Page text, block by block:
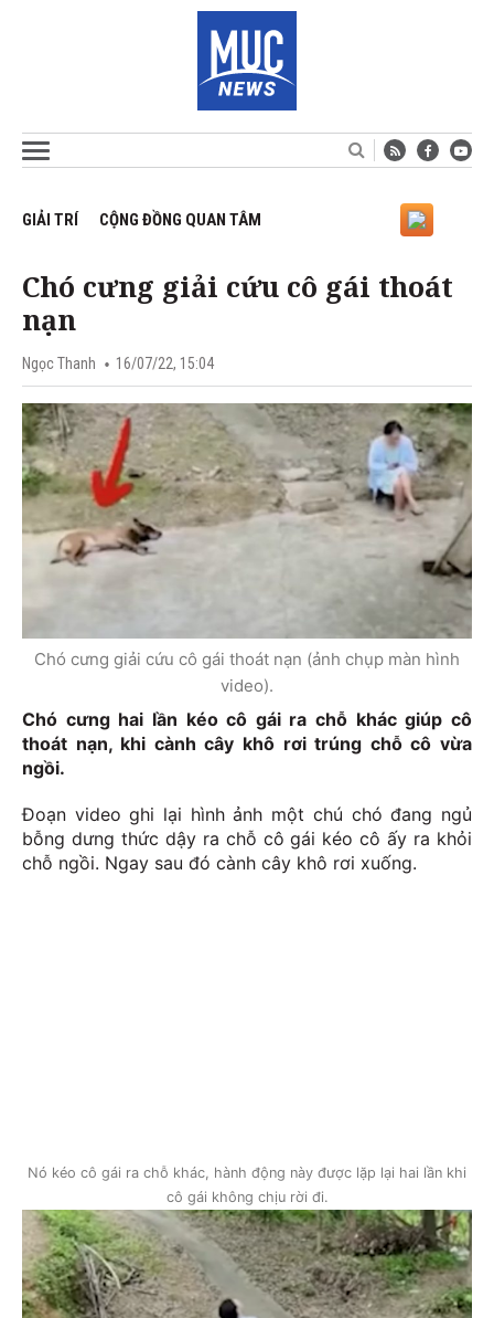
GIẢI TRÍ CỘNG ĐỒNG QUAN TÂM
Chó cưng giải cứu cô gái thoát
nạn
Ngọc Thanh 16/07/22, 15:04
Chó cưng giải cứu cô gái thoát nạn (ảnh chụp màn hình
video).
Chó cưng hai lần kéo cô gái ra chỗ khác giúp cô
thoát nạn, khi cành cây khô rơi trúng chỗ cô vừa
ngồi.
Đoạn video ghi lại hình ảnh một chú chó đang ngủ
bỗng dưng thức dậy ra chỗ cô gái kéo cô ấy ra khỏi
chỗ ngồi. Ngay sau đó cành cây khô rơi xuống.
Nó kéo cô gái ra chỗ khác, hành động này được lặp lại hai lần khi
cô gái không chịu rời đi.